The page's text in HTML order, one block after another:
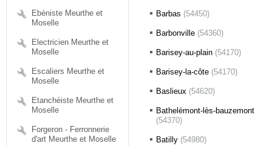
Ebéniste Meurthe et
Moselle
Electricien Meurthe et
Moselle
Escaliers Meurthe et
Moselle
Etanchéiste Meurthe et
Moselle
Forgeron - Ferronnerie
d'art Meurthe et Moselle
Barbas (54450)
Barbonville (54360)
Barisey-au-plain (54170)
Barisey-la-côte (54170)
Baslieux (54620)
Bathelémont-lès-bauzemont
(54370)
Batilly (54980)